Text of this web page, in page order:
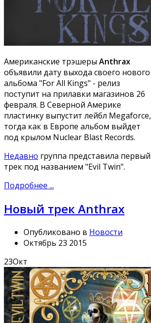
Американские трэшеры Anthrax
объявили дату выхода своего нового
альбома "For All Kings" - релиз
поступит на прилавки магазинов 26
февраля. В Северной Америке
пластинку выпустит лейбл Megaforce,
тогда как в Европе альбом выйдет
под крылом Nuclear Blast Records.
Недавно группа представила первый
трек под названием "Evil Twin".
Подробнее ...
Новый трек Anthrax
Опубликовано в Новости
Октябрь 23 2015
23Окт